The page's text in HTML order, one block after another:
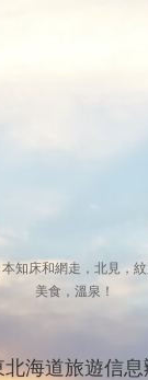
知床和網走，北見，
美食，溫泉！
北海道旅遊信息